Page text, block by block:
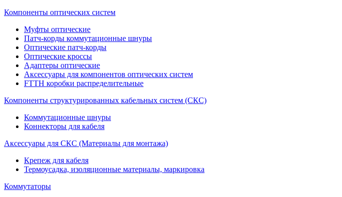
Компоненты оптических систем
Муфты оптические
Патч-корды коммутационные шнуры
Оптические патч-корды
Оптические кроссы
Адаптеры оптические
Аксессуары для компонентов оптических систем
FTTH коробки распределительные
Компоненты структурированных кабельных систем (СКС)
Коммутационные шнуры
Коннекторы для кабеля
Аксессуары для СКС (Материалы для монтажа)
Крепеж для кабеля
Термоусадка, изоляционные материалы, маркировка
Коммутаторы